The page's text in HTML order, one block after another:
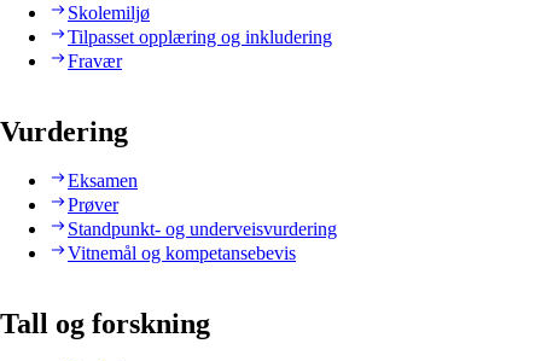
Skolemiljø
Tilpasset opplæring og inkludering
Fravær
Vurdering
Eksamen
Prøver
Standpunkt- og underveisvurdering
Vitnemål og kompetansebevis
Tall og forskning